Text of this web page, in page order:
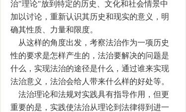
治"理论"放到特定的历史、文化和社会情景中
加以讨论，重新认识其历史和现实的意义，明
确其性质、力量和限度。
从这样的角度出发，考察法治作为一项历史
性的要求是怎样产生的，法治要解决的问题是
什么，实现法治的途径是什么，通过谁来实现
法治意义，法治会给人带来什么样的好处等。
法治理论和法规对实践具有指导作用，但更
重要的是，实践使法治从理论到法律得到进一